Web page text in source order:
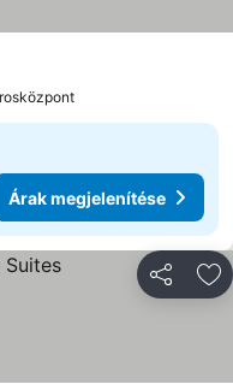
Árak megjelenítése